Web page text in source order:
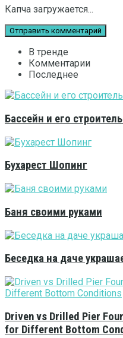
Капча загружается...
В тренде
Комментарии
Последнее
Бассейн и его
Бухарест Шопинг
Баня своими руками
Беседка на даче
Driven vs Drilled Pier
for Different Bottom